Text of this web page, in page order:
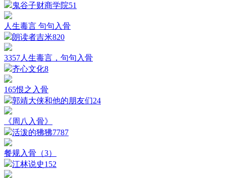
鬼谷子财商学院51
人生毒言 句句入骨
朗读者吉米820
3357人生毒言，句句入骨
齐心文化8
165恨之入骨
郭靖大侠和他的朋友们24
《周八入骨》
活泼的狒狒7787
餐规入骨（3）
江林说史152